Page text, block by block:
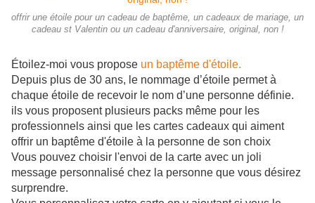
offrir une étoile pour un cadeau de baptême, un cadeaux de mariage, un
cadeau st Valentin ou un cadeau d'anniversaire, original, non !
Étoilez-moi vous propose un baptême d'étoile.
Depuis plus de 30 ans, le nommage d’étoile permet à
chaque étoile de recevoir le nom d’une personne définie.
ils vous proposent plusieurs packs même pour les
professionnels ainsi que les cartes cadeaux qui aiment
offrir un baptême d'étoile à la personne de son choix
Vous pouvez choisir l'envoi de la carte avec un joli
message personnalisé chez la personne que vous désirez
surprendre.